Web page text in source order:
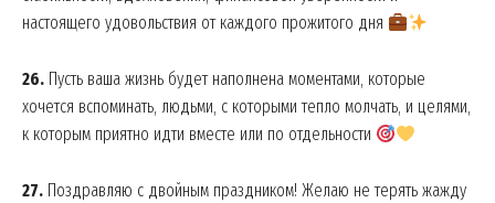
настоящего удовольствия от каждого прожитого дня
26. Пусть ваша жизнь будет наполнена моментами, которые
хочется вспоминать, людьми, с которыми тепло молчать, и целями,
к которым приятно идти вместе или по отдельности
27. Поздравляю с двойным праздником! Желаю не терять жажду